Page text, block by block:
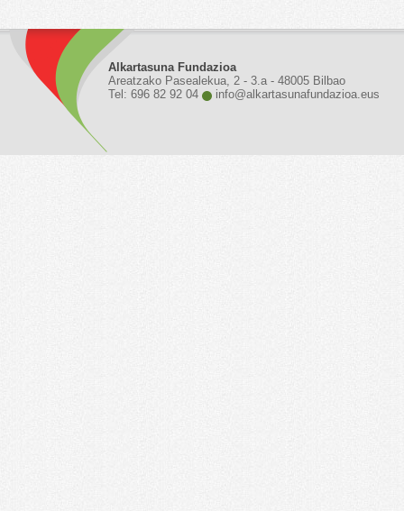
Alkartasuna Fundazioa
Areatzako Pasealekua, 2 - 3.a - 48005 Bilbao
Tel: 696 82 92 04
info@alkartasunafundazioa.eus